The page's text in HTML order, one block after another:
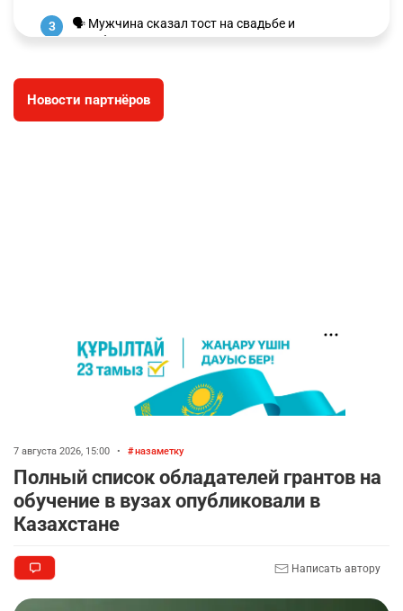
3
🗣 Мужчина сказал тост на свадьбе и
заработал уголовное дело
🐏 Скота больше, а мясо дороже. Почему в
Казахстане продолжают расти цены на
2758 2
🇫🇷 Клуб ПСЖ объявил об открытии своей
футбольной академии в Астане
8
🚗 Казахстанцев убедили оформить
автокредиты за вознаграждение
2725
9
🦻 Казахстанцы смогут получать слуховые
Новости партнёров
7 августа 2026, 15:00 • назаметку
Полный список обладателей грантов на
обучение в вузах опубликовали в
Казахстане
Написать автору